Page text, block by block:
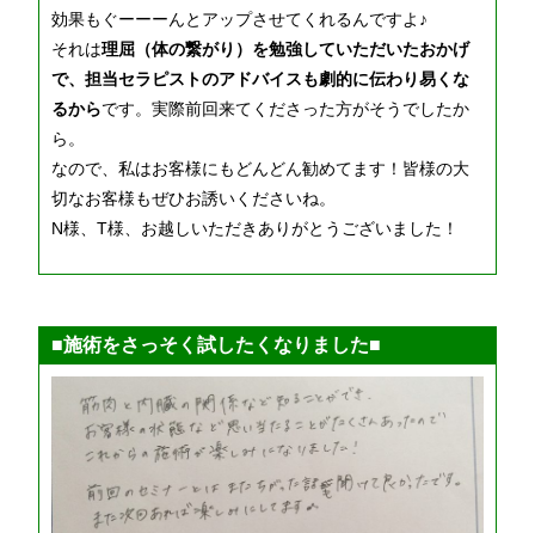
効果もぐーーーんとアップさせてくれるんですよ♪
それは理屈（体の繋がり）を勉強していただいたおかげ
で、担当セラピストのアドバイスも劇的に伝わり易くな
るからです。実際前回来てくださった方がそうでしたか
ら。
なので、私はお客様にもどんどん勧めてます！皆様の大
切なお客様もぜひお誘いくださいね。
N様、T様、お越しいただきありがとうございました！
■施術をさっそく試したくなりました■